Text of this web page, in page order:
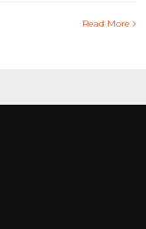
Read More